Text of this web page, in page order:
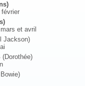
et avril
Jackson)
(Dorothée)